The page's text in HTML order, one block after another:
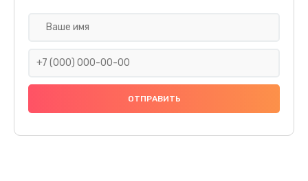
Замена шлейфа матрицы
950 руб.